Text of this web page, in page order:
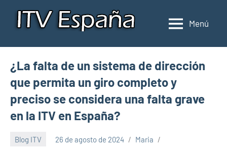
Inspección
de
ITV
en
España
Donde
ITV
en
España
Menú
¿La falta de un sistema de dirección
que permita un giro completo y
preciso se considera una falta grave
en la ITV en España?
Blog ITV 26 de agosto de 2024 Maria